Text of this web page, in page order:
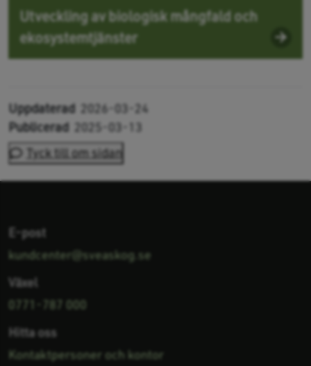
Utveckling av biologisk mångfald och
ekosystemtjänster
Uppdaterad 2026-03-24
Publicerad 2025-03-13
Tyck till om sidan
E-post
kundcenter@sveaskog.se
Växel
0771-787 000
Hitta oss
Kontaktpersoner och kontor